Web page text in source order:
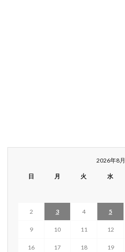
2026年8月
日 月 火 水
2 3 4 5
9 10 11 12
16 17 18 19